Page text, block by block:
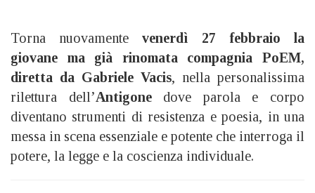
Torna nuovamentevenerdì 27 febbraio la
giovane ma già rinomata compagnia PoEM,
diretta da Gabriele Vacis, nella personalissima
rilettura dell’Antigonedove parola e corpo
diventano strumenti di resistenza e poesia, in una
messa in scena essenziale e potente che interroga il
potere, la legge e la coscienza individuale.